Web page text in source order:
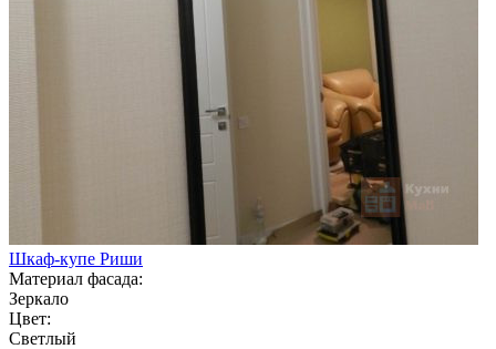
Шкаф-купе Риши
Материал фасада:
Зеркало
Цвет:
Светлый